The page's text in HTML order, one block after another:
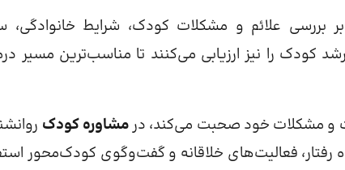
بررسی علائم و مشکلات کودک، شرایط خانوادگی،
کودک را نیز ارزیابی می‌کنند تا مناسب‌ترین مسیر
و مشکلات خود صحبت می‌کند، درمشاوره کودک
فعالیت‌های خلاقانه و گفت‌وگوی کودک‌محور